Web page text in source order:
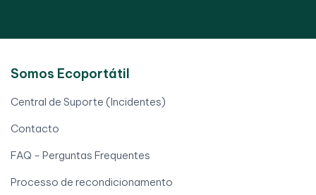
Somos Ecoportátil
Central de Suporte (Incidentes)
Contacto
FAQ - Perguntas Frequentes
Processo de recondicionamento